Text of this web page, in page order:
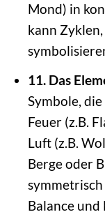
Mond) in
kann
11. Das
Symbole,
Feuer (z.B.
Luft (z.B.
Berge oder
Balance